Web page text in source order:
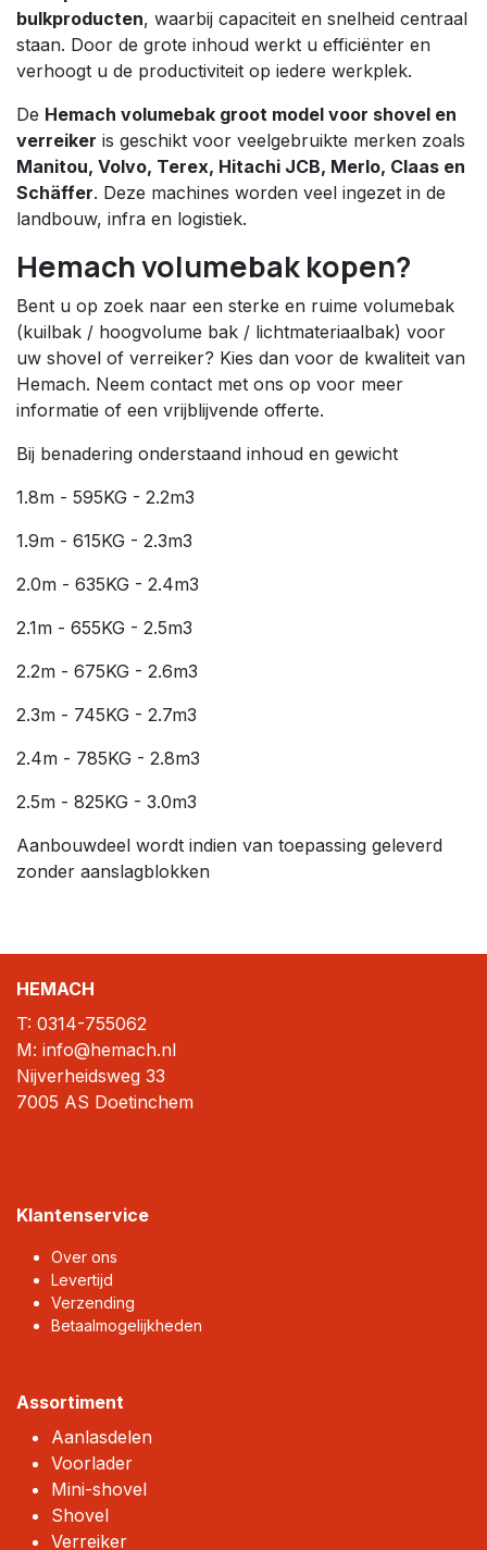
bulkproducten, waarbij capaciteit en snelheid centraal
staan. Door de grote inhoud werkt u efficiënter en
verhoogt u de productiviteit op iedere werkplek.
De Hemach volumebak groot model voor shovel en
verreiker is geschikt voor veelgebruikte merken zoals
Manitou, Volvo, Terex, Hitachi JCB, Merlo, Claas en
Schäffer. Deze machines worden veel ingezet in de
landbouw, infra en logistiek.
Hemach volumebak kopen?
Bent u op zoek naar een sterke en ruime volumebak
(kuilbak / hoogvolume bak / lichtmateriaalbak) voor
uw shovel of verreiker? Kies dan voor de kwaliteit van
Hemach. Neem contact met ons op voor meer
informatie of een vrijblijvende offerte.
Bij benadering onderstaand inhoud en gewicht
1.8m - 595KG - 2.2m3
1.9m - 615KG - 2.3m3
2.0m - 635KG - 2.4m3
2.1m - 655KG - 2.5m3
2.2m - 675KG - 2.6m3
2.3m - 745KG - 2.7m3
2.4m - 785KG - 2.8m3
2.5m - 825KG - 3.0m3
Aanbouwdeel wordt indien van toepassing geleverd
zonder aanslagblokken
HEMACH
T: 0314-755062
M: info@hemach.nl
Nijverheidsweg 33
7005 AS Doetinchem
Klantenservice
Over ons
Levertijd
Verzending
Betaalmogelijkheden
Assortiment
Aanlasdelen
Voorlader
Mini-shovel
Shovel
Verreiker